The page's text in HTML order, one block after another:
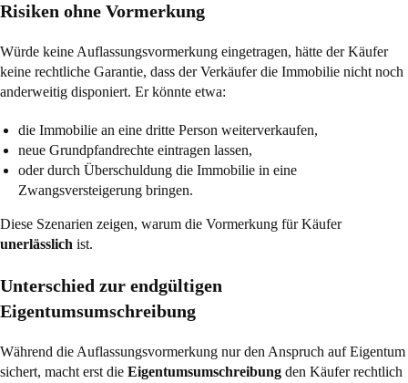
Risiken ohne Vormerkung
Würde keine Auflassungsvormerkung eingetragen, hätte der Käufer
keine rechtliche Garantie, dass der Verkäufer die Immobilie nicht noch
anderweitig disponiert. Er könnte etwa:
die Immobilie an eine dritte Person weiterverkaufen,
neue Grundpfandrechte eintragen lassen,
oder durch Überschuldung die Immobilie in eine
Zwangsversteigerung bringen.
Diese Szenarien zeigen, warum die Vormerkung für Käufer
unerlässlich ist.
Unterschied zur endgültigen
Eigentumsumschreibung
Während die Auflassungsvormerkung nur den Anspruch auf Eigentum
sichert, macht erst die Eigentumsumschreibung den Käufer rechtlich